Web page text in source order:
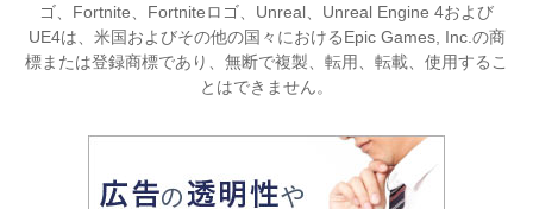
ゴ、Fortnite、Fortniteロゴ、Unreal、Unreal Engine 4および
UE4は、米国およびその他の国々におけるEpic Games, Inc.の商
標または登録商標であり、無断で複製、転用、転載、使用するこ
とはできません。